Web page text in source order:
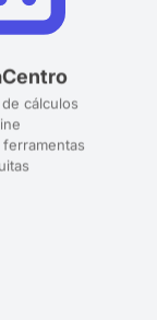
cálculos